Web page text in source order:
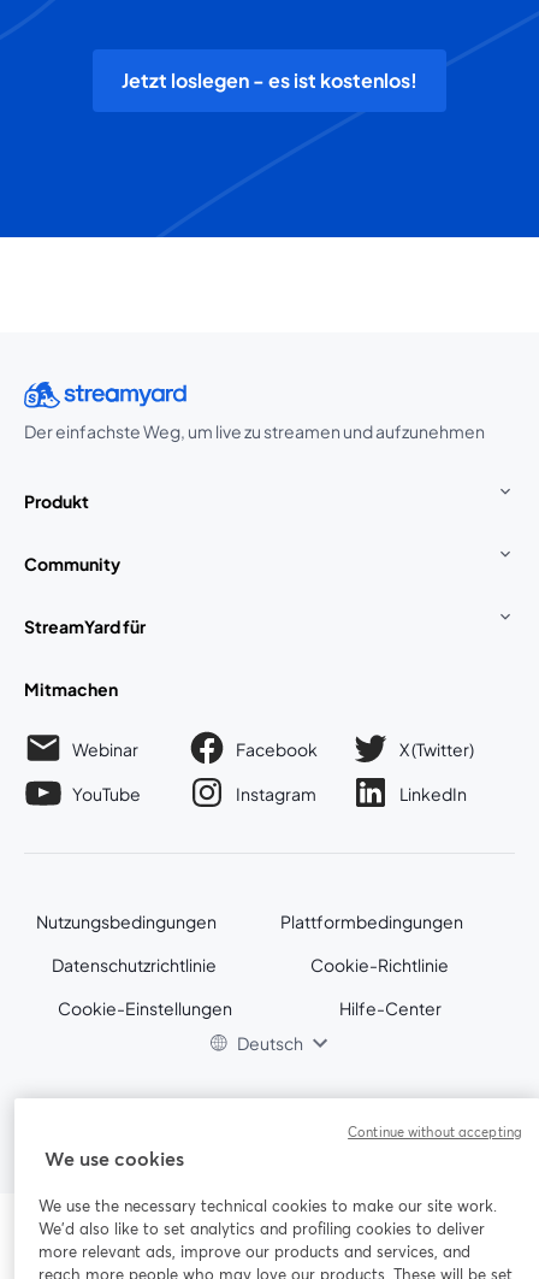
Jetzt loslegen - es ist kostenlos!
Der einfachste Weg, um live zu streamen und aufzunehmen
Produkt
Community
StreamYard für
Mitmachen
Webinar Facebook
wird in einem neuen Tab geöffnet
X (Twitter)
YouTube
wird in einem neuen Tab geöffnet
Instagram
wird in einem neuen Tab geöffnet
LinkedIn
Nutzungsbedingungen Plattformbedingungen
Datenschutzrichtlinie Cookie-Richtlinie
Cookie-Einstellungen Hilfe-Center
Deutsch
Bending Spoons US Inc.
We use cookies
We use the necessary technical cookies to make our site work.
We'd also like to set analytics and profiling cookies to deliver
more relevant ads, improve our products and services, and
reach more people who may love our products. These will be set
Continue without accepting